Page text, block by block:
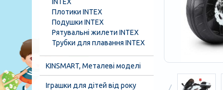
Плотики INTEX
Подушки INTEX
Рятувальні жилети INTEX
Трубки для плавання INTEX
KINSMART, Металеві моделі
Іграшки для дітей від року